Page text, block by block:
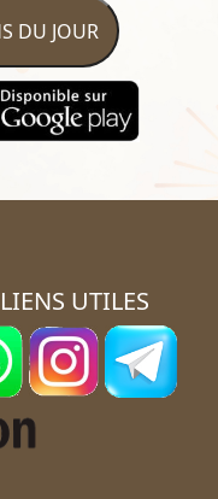
DU JOUR
UTILES